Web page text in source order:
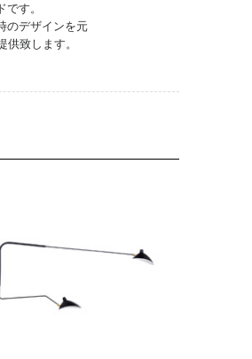
す。
のデザインを元
致します。